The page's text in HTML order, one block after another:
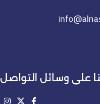
على وسائل التواصل